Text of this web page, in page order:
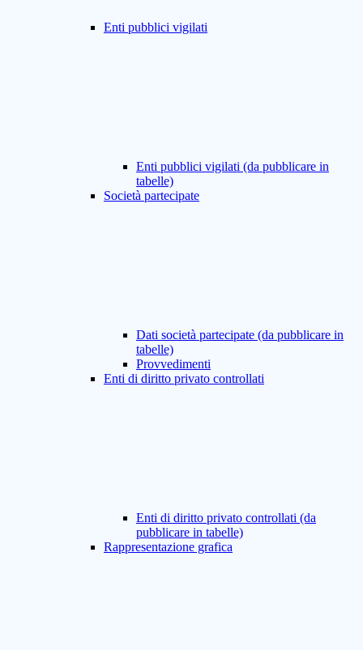
Enti pubblici vigilati
Enti pubblici vigilati (da pubblicare in
tabelle)
Società partecipate
Dati società partecipate (da pubblicare in
tabelle)
Provvedimenti
Enti di diritto privato controllati
Enti di diritto privato controllati (da
pubblicare in tabelle)
Rappresentazione grafica